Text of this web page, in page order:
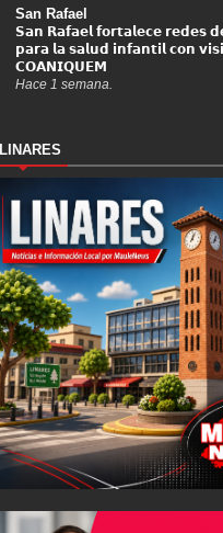
San Rafael
𝗦𝗮𝗻 𝗥𝗮𝗳𝗮𝗲𝗹 𝗳𝗼𝗿𝘁𝗮𝗹𝗲𝗰𝗲 𝗿𝗲𝗱𝗲𝘀
𝗽𝗮𝗿𝗮 𝗹𝗮 𝘀𝗮𝗹𝘂𝗱 𝗶𝗻𝗳𝗮𝗻𝘁𝗶𝗹 𝗰𝗼𝗻
𝗖𝗢𝗔𝗡𝗜𝗤𝗨𝗘𝗠
Hace 1 semana.
LINARES